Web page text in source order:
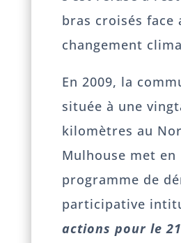
bras croisés face
changement
En 2009, la
située à une
kilomètres au
Mulhouse met en
programme de
participative
actions pour le